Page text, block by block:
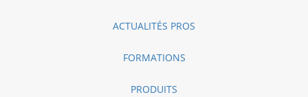
ACTUALITÉS PROS
FORMATIONS
PRODUITS